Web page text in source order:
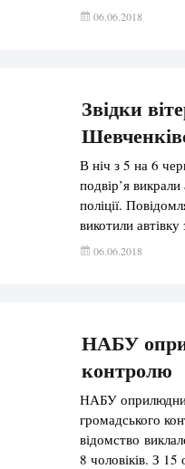
фігурують ті
06.06.2018
Звідки
В ніч з 5 на 6
подвір’я
поліції.
викотили
джерела з
06.06.2018
НАБУ
контролю
НАБУ
громадського
відомство
8 чоловіків. З